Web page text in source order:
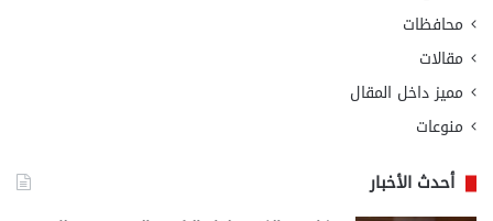
محافظات
مقالات
مميز داخل المقال
منوعات
أحدث الأخبار